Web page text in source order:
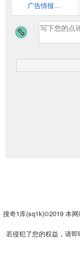
广告情报局 | 全球HAOAD探秘
搜奇1库(sq1k)©2019 本
若侵犯了您的权益，请